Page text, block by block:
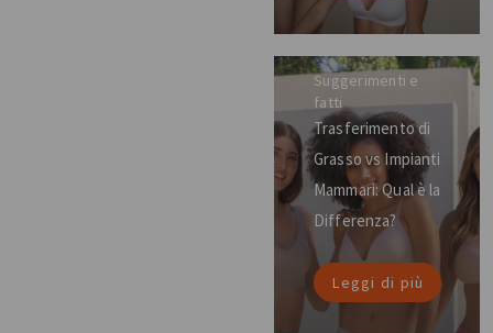
Suggerimenti e
fatti
Trasferimento di
Grasso vs Impianti
Mammari: Qual è la
Differenza?
Leggi di più